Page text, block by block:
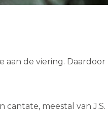
aan de viering. Daardoor
cantate, meestal van J.S.